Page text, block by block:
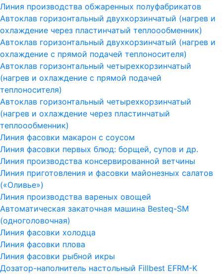
Линия производства обжаренных полуфабрикатов
Автоклав горизонтальный двухкорзинчатый (нагрев и
охлаждение через пластинчатый теплоообменник)
Автоклав горизонтальный двухкорзинчатый (нагрев и
охлаждение с прямой подачей теплоносителя)
Автоклав горизонтальный четырехкорзинчатый
(нагрев и охлаждение с прямой подачей
теплоносителя)
Автоклав горизонтальный четырехкорзинчатый
(нагрев и охлаждение через пластинчатый
теплоообменник)
Линия фасовки макарон с соусом
Линия фасовки первых блюд: борщей, супов и др.
Линия производства консервированной ветчины
Линия приготовления и фасовки майонезных салатов
(«Оливье»)
Линия производства вареных овощей
Автоматическая закаточная машина Besteq-SM
(одноголовочная)
Линия фасовки холодца
Линия фасовки плова
Линия фасовки рыбной икры
Дозатор-наполнитель настольный Fillbest EFRM-K